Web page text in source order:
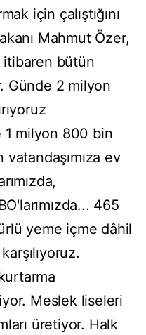
için çalıştığını
Mahmut Özer,
bütün
Günde 2 milyon
1 milyon 800 bin
ev
465
yeme içme dâhil
Meslek liseleri
üretiyor. Halk